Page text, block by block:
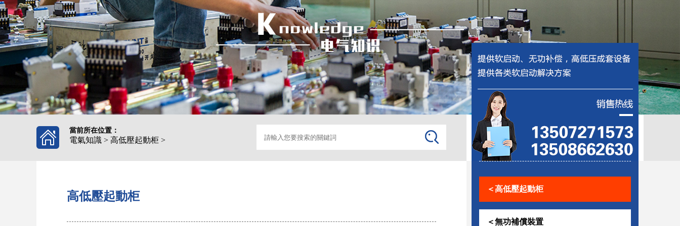
產業基地
企業文化
業界動態 變頻調速器
高低壓開關柜
箱變監控助磨
變頻調速器
高低壓開關柜
箱變監控助磨
當前所在位置：
電氣知識 > 高低壓起動柜 >
＜高低壓起動柜
＜無功補償裝置
高低壓起動柜